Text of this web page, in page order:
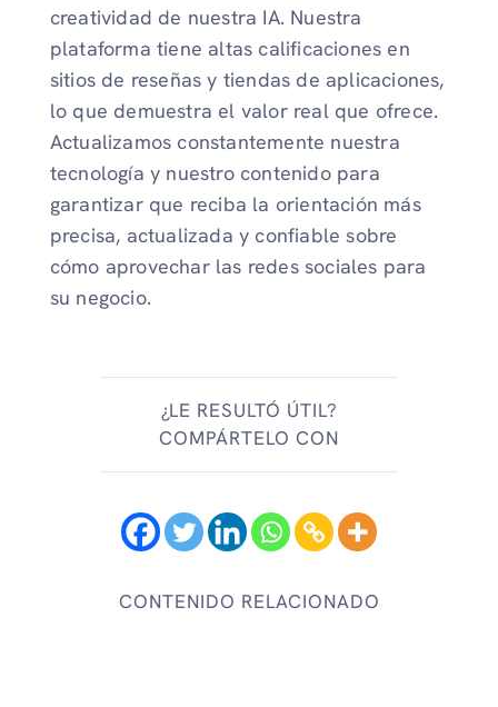
creatividad de nuestra IA. Nuestra
plataforma tiene altas calificaciones en
sitios de reseñas y tiendas de aplicaciones,
lo que demuestra el valor real que ofrece.
Actualizamos constantemente nuestra
tecnología y nuestro contenido para
garantizar que reciba la orientación más
precisa, actualizada y confiable sobre
cómo aprovechar las redes sociales para
su negocio.
¿LE RESULTÓ ÚTIL?
COMPÁRTELO CON
CONTENIDO RELACIONADO